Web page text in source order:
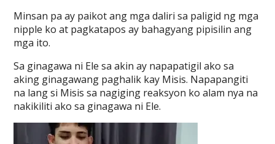
Minsan pa ay paikot ang mga daliri sa paligid ng mga
nipple ko at pagkatapos ay bahagyang pipisilin ang
mga ito.
Sa ginagawa ni Ele sa akin ay napapatigil ako sa
aking ginagawang paghalik kay Misis. Napapangiti
na lang si Misis sa nagiging reaksyon ko alam nya na
nakikiliti ako sa ginagawa ni Ele.